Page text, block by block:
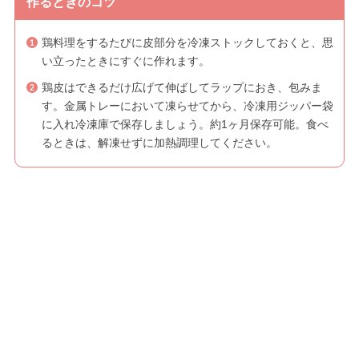
鶏料理をするたびに皮部分を冷凍ストックしておくと、思
い立ったときにすぐに作れます。
鶏皮はできるだけ広げて伸ばしてラップにおき、包みま
す。金属トレーにおいて凍らせてから、冷凍用ジッパー袋
に入れ冷凍庫で保存しましょう。約1ヶ月保存可能。食べ
るときは、解凍せずに加熱調理してください。